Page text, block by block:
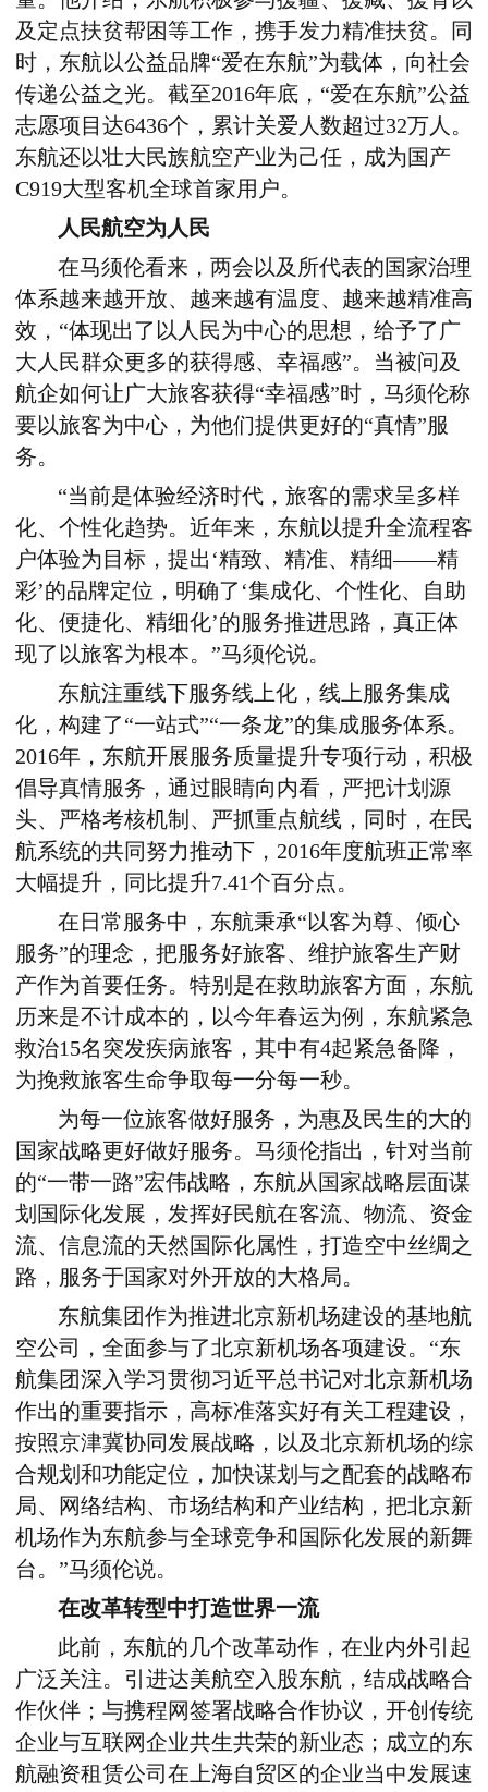
及定点扶贫帮困等工作，携手发力精准扶贫。同
时，东航以公益品牌“爱在东航”为载体，向社会
传递公益之光。截至2016年底，“爱在东航”公益
志愿项目达6436个，累计关爱人数超过32万人。
东航还以壮大民族航空产业为己任，成为国产
C919大型客机全球首家用户。
人民航空为人民
在马须伦看来，两会以及所代表的国家治理
体系越来越开放、越来越有温度、越来越精准高
效，“体现出了以人民为中心的思想，给予了广
大人民群众更多的获得感、幸福感”。当被问及
航企如何让广大旅客获得“幸福感”时，马须伦称
要以旅客为中心，为他们提供更好的“真情”服
务。
“当前是体验经济时代，旅客的需求呈多样
化、个性化趋势。近年来，东航以提升全流程客
户体验为目标，提出‘精致、精准、精细——精
彩’的品牌定位，明确了‘集成化、个性化、自助
化、便捷化、精细化’的服务推进思路，真正体
现了以旅客为根本。”马须伦说。
东航注重线下服务线上化，线上服务集成
化，构建了“一站式”“一条龙”的集成服务体系。
2016年，东航开展服务质量提升专项行动，积极
倡导真情服务，通过眼睛向内看，严把计划源
头、严格考核机制、严抓重点航线，同时，在民
航系统的共同努力推动下，2016年度航班正常率
大幅提升，同比提升7.41个百分点。
在日常服务中，东航秉承“以客为尊、倾心
服务”的理念，把服务好旅客、维护旅客生产财
产作为首要任务。特别是在救助旅客方面，东航
历来是不计成本的，以今年春运为例，东航紧急
救治15名突发疾病旅客，其中有4起紧急备降，
为挽救旅客生命争取每一分每一秒。
为每一位旅客做好服务，为惠及民生的大的
国家战略更好做好服务。马须伦指出，针对当前
的“一带一路”宏伟战略，东航从国家战略层面谋
划国际化发展，发挥好民航在客流、物流、资金
流、信息流的天然国际化属性，打造空中丝绸之
路，服务于国家对外开放的大格局。
东航集团作为推进北京新机场建设的基地航
空公司，全面参与了北京新机场各项建设。“东
航集团深入学习贯彻习近平总书记对北京新机场
作出的重要指示，高标准落实好有关工程建设，
按照京津冀协同发展战略，以及北京新机场的综
合规划和功能定位，加快谋划与之配套的战略布
局、网络结构、市场结构和产业结构，把北京新
机场作为东航参与全球竞争和国际化发展的新舞
台。”马须伦说。
在改革转型中打造世界一流
此前，东航的几个改革动作，在业内外引起
广泛关注。引进达美航空入股东航，结成战略合
作伙伴；与携程网签署战略合作协议，开创传统
企业与互联网企业共生共荣的新业态；成立的东
航融资租赁公司在上海自贸区的企业当中发展速